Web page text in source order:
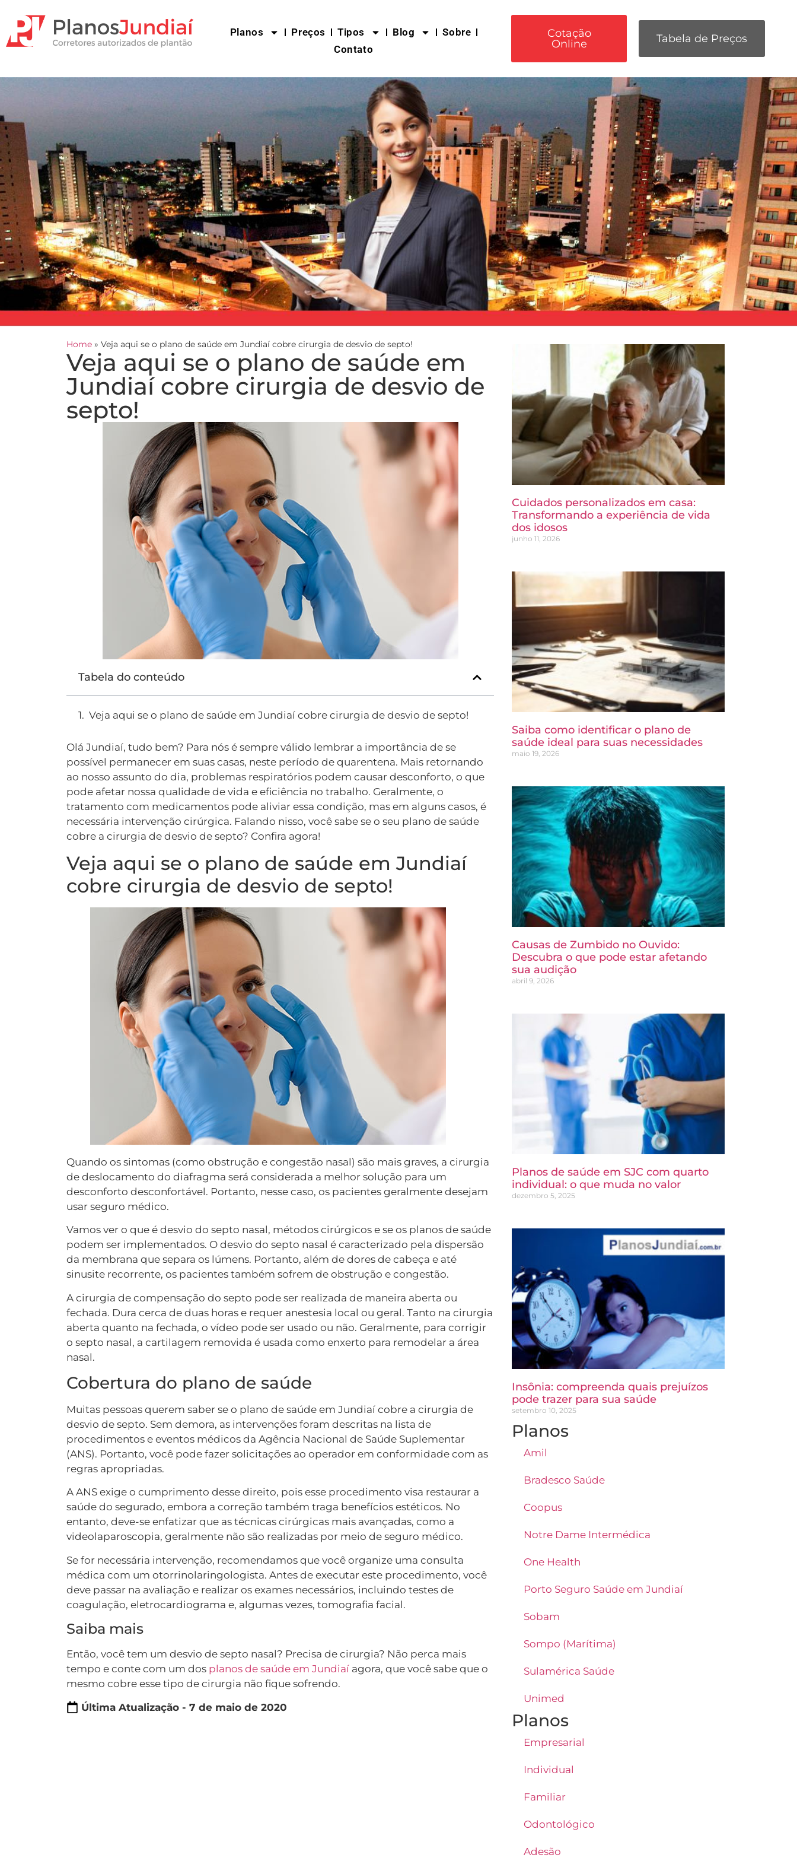
Planos Preços Tipos Blog
Sobre
Contato
Cotação
Online
Tabela de Preços
Home » Veja aqui se o plano de saúde em Jundiaí cobre cirurgia de desvio de septo!
Veja aqui se o plano de saúde em
Jundiaí cobre cirurgia de desvio de
septo!
Tabela do conteúdo
Veja aqui se o plano de saúde em Jundiaí cobre cirurgia de desvio de septo!
Olá Jundiaí, tudo bem? Para nós é sempre válido lembrar a importância de se
possível permanecer em suas casas, neste período de quarentena. Mais retornando
ao nosso assunto do dia, problemas respiratórios podem causar desconforto, o que
pode afetar nossa qualidade de vida e eficiência no trabalho. Geralmente, o
tratamento com medicamentos pode aliviar essa condição, mas em alguns casos, é
necessária intervenção cirúrgica. Falando nisso, você sabe se o seu plano de saúde
cobre a cirurgia de desvio de septo? Confira agora!
Veja aqui se o plano de saúde em Jundiaí
cobre cirurgia de desvio de septo!
Quando os sintomas (como obstrução e congestão nasal) são mais graves, a cirurgia
de deslocamento do diafragma será considerada a melhor solução para um
desconforto desconfortável. Portanto, nesse caso, os pacientes geralmente desejam
usar seguro médico.
Vamos ver o que é desvio do septo nasal, métodos cirúrgicos e se os planos de saúde
podem ser implementados. O desvio do septo nasal é caracterizado pela dispersão
da membrana que separa os lúmens. Portanto, além de dores de cabeça e até
sinusite recorrente, os pacientes também sofrem de obstrução e congestão.
A cirurgia de compensação do septo pode ser realizada de maneira aberta ou
fechada. Dura cerca de duas horas e requer anestesia local ou geral. Tanto na cirurgia
aberta quanto na fechada, o vídeo pode ser usado ou não. Geralmente, para corrigir
o septo nasal, a cartilagem removida é usada como enxerto para remodelar a área
nasal.
Cobertura do plano de saúde
Muitas pessoas querem saber se o plano de saúde em Jundiaí cobre a cirurgia de
desvio de septo. Sem demora, as intervenções foram descritas na lista de
procedimentos e eventos médicos da Agência Nacional de Saúde Suplementar
(ANS). Portanto, você pode fazer solicitações ao operador em conformidade com as
regras apropriadas.
A ANS exige o cumprimento desse direito, pois esse procedimento visa restaurar a
saúde do segurado, embora a correção também traga benefícios estéticos. No
entanto, deve-se enfatizar que as técnicas cirúrgicas mais avançadas, como a
videolaparoscopia, geralmente não são realizadas por meio de seguro médico.
Se for necessária intervenção, recomendamos que você organize uma consulta
médica com um otorrinolaringologista. Antes de executar este procedimento, você
deve passar na avaliação e realizar os exames necessários, incluindo testes de
coagulação, eletrocardiograma e, algumas vezes, tomografia facial.
Saiba mais
Então, você tem um desvio de septo nasal? Precisa de cirurgia? Não perca mais
tempo e conte com um dos planos de saúde em Jundiaí agora, que você sabe que o
mesmo cobre esse tipo de cirurgia não fique sofrendo.
Última Atualização - 7 de maio de 2020
Cuidados personalizados em casa:
Transformando a experiência de vida
dos idosos
junho 11, 2026
Saiba como identificar o plano de
saúde ideal para suas necessidades
maio 19, 2026
Causas de Zumbido no Ouvido:
Descubra o que pode estar afetando
sua audição
abril 9, 2026
Planos de saúde em SJC com quarto
individual: o que muda no valor
dezembro 5, 2025
Insônia: compreenda quais prejuízos
pode trazer para sua saúde
setembro 10, 2025
Planos
Amil
Bradesco Saúde
Coopus
Notre Dame Intermédica
One Health
Porto Seguro Saúde em Jundiaí
Sobam
Sompo (Marítima)
Sulamérica Saúde
Unimed
Planos
Empresarial
Individual
Familiar
Odontológico
Adesão